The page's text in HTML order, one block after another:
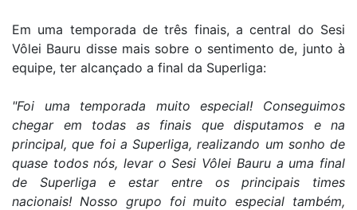
Em uma temporada de três finais, a central do Sesi
Vôlei Bauru disse mais sobre o sentimento de, junto à
equipe, ter alcançado a final da Superliga:
"Foi uma temporada muito especial! Conseguimos
chegar em todas as finais que disputamos e na
principal, que foi a Superliga, realizando um sonho de
quase todos nós, levar o Sesi Vôlei Bauru a uma final
de Superliga e estar entre os principais times
nacionais! Nosso grupo foi muito especial também,